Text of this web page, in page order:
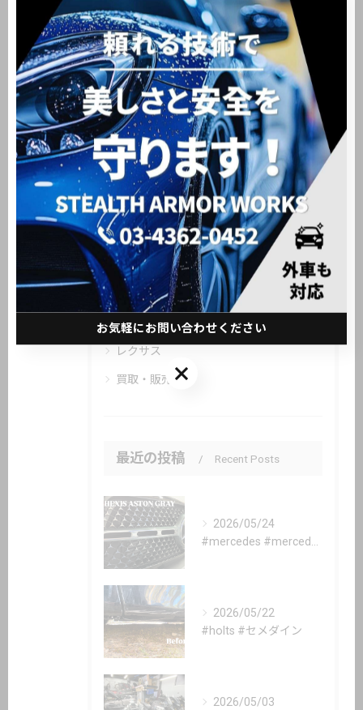
#大田区 #洗車 #新車販売
#中古車販売
カテゴリー Categories
全てのカテゴリー
メルセデス・ベンツ
BMW
ポルシェ
ランドローバー
レクサス
買取・販売
最近の投稿 Recent Posts
2026/05/24
2026/05/22
#holts #セメダイン
2026/05/03
お気軽にお問い合わせください
お気軽にお問い合わせください